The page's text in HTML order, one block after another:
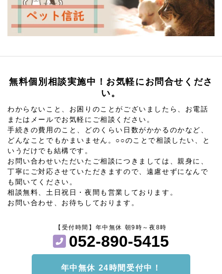
無料個別相談実施中！お気軽にお問合せくださ
い。
わからないこと、お困りのことがございましたら、お電話
またはメールでお気軽にご相談ください。
手続きの費用のこと、どのくらい日数がかかるのかなど、
どんなことでもかまいません。○○のことで相談したい、と
いうだけでも結構です。
お問い合わせいただいたご相談につきましては、親身に、
丁寧にご対応させていただきますので、遠慮せずになんで
も聞いてください。
相談無料、土日祝日・夜間も営業しております。
お問い合わせ、お待ちしております。
【受付時間】年中無休 朝9時～夜8時
052-890-5415
年中無休 24時間受付中！